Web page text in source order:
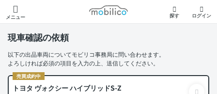
メニュー
モビリコ
探す ログイン
現車確認の依頼
以下の出品車両についてモビリコ事務局に問い合わせます。
よろしければ必須の項目を入力の上、送信してください。
売買成約中
トヨタ ヴォクシー ハイブリッドS-Z